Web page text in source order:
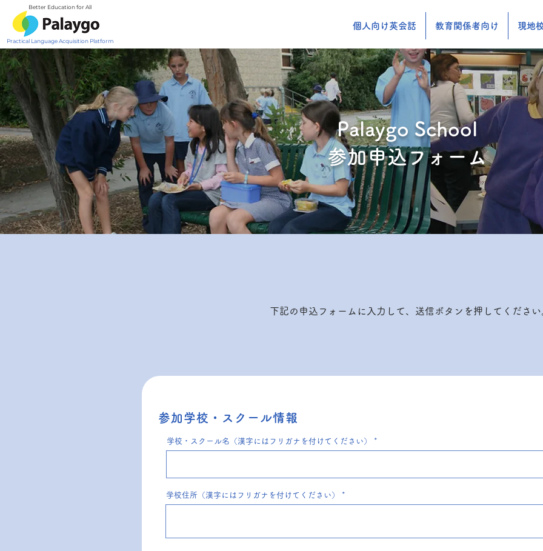
Better Education for All
Practical Language Acquisition Platform
個人向け英会話 教育関係者向け 現地
Palaygo School
参加申込フォーム
下記の申込フォームに入力して、送信ボタンを押してください
参加学校・スクール情報
学校・スクール名（漢字にはフリガナを付けてください）
学校住所（漢字にはフリガナを付けてください）